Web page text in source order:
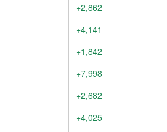
+2,862
+4,141
+1,842
+7,998
+2,682
+4,025